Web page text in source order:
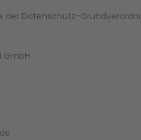
der Datenschutz-